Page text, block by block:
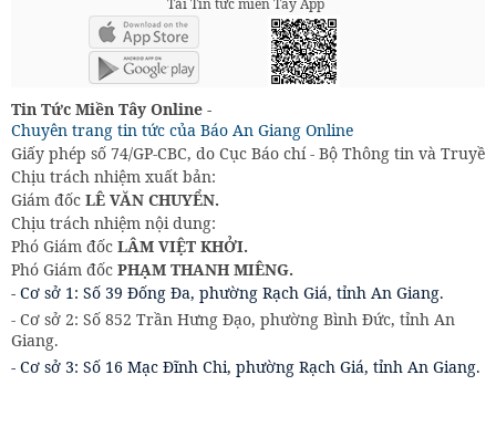
Tin Tức Miền Tây Online -
Chuyên trang tin tức của Báo An Giang Online
Giấy phép số 74/GP-CBC, do Cục Báo chí - Bộ Thông tin và
Chịu trách nhiệm xuất bản:
Giám đốc LÊ VĂN CHUYỂN.
Chịu trách nhiệm nội dung:
Phó Giám đốc LÂM VIỆT KHỞI.
Phó Giám đốc PHẠM THANH MIÊNG.
- Cơ sở 1: Số 39 Đống Đa, phường Rạch Giá, tỉnh An Giang.
- Cơ sở 2: Số 852 Trần Hưng Đạo, phường Bình Đức, tỉnh An
Giang.
- Cơ sở 3: Số 16 Mạc Đĩnh Chi, phường Rạch Giá, tỉnh An Giang.